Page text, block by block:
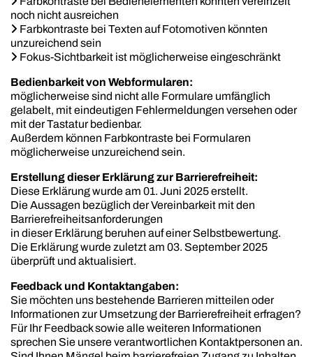
noch nicht ausreichen
 Farbkontraste bei Texten auf Fotomotiven könnten
unzureichend sein
 Fokus-Sichtbarkeit ist möglicherweise eingeschränkt
Bedienbarkeit von Webformularen:
möglicherweise sind nicht alle Formulare umfänglich
gelabelt, mit eindeutigen Fehlermeldungen versehen oder
mit der Tastatur bedienbar.
Außerdem können Farbkontraste bei Formularen
möglicherweise unzureichend sein.
Erstellung dieser Erklärung zur Barrierefreiheit:
Diese Erklärung wurde am 01. Juni 2025 erstellt.
Die Aussagen bezüglich der Vereinbarkeit mit den
Barrierefreiheitsanforderungen
in dieser Erklärung beruhen auf einer Selbstbewertung.
Die Erklärung wurde zuletzt am 03. September 2025
überprüft und aktualisiert.
Feedback und Kontaktangaben:
Sie möchten uns bestehende Barrieren mitteilen oder
Informationen zur Umsetzung der Barrierefreiheit erfragen?
Für Ihr Feedback sowie alle weiteren Informationen
sprechen Sie unsere verantwortlichen Kontaktpersonen an.